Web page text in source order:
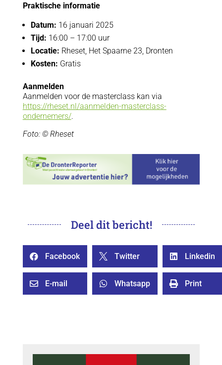
Praktische informatie
Datum: 16 januari 2025
Tijd: 16:00 – 17:00 uur
Locatie: Rheset, Het Spaarne 23, Dronten
Kosten: Gratis
Aanmelden
Aanmelden voor de masterclass kan via
https://rheset.nl/aanmelden-masterclass-
ondernemers/.
Foto: © Rheset
Deel dit bericht!
 Facebook  Twitter  Linkedin
 E-mail  Whatsapp  Print